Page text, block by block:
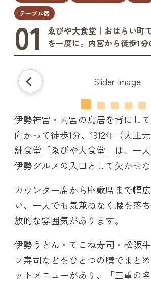
テーブル席
01
ゑびや大食堂｜おはらい町
を一度に。内宮から徒歩1
伊勢神宮・内宮の鳥居を背にし
向かって徒歩1分、1912年（大正
舗食堂「ゑびや大食堂」は、一
伊勢グルメの入口として欠かせな
カウンター席から座敷席まで幅
い、一人でも気兼ねなく腰を落
放的な雰囲気があります。
伊勢うどん・てこね寿司・松阪
フ寿司などをひとつの膳でまと
ットメニューがあり、「三重の